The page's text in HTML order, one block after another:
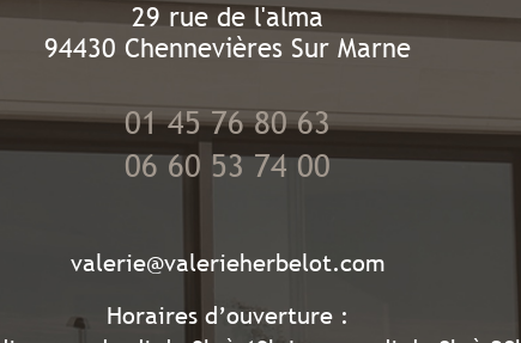
29 rue de l'alma
94430 Chennevières Sur Marne
01 45 76 80 63
06 60 53 74 00
valerie@valerieherbelot.com
Horaires d’ouverture :